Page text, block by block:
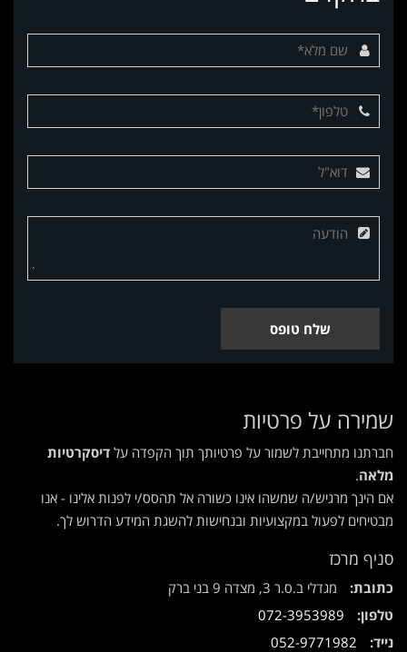
שלח טופס
שמירה על פרטיות
חברתנו מתחייבת לשמור על פרטיותך תוך הקפדה על דיסקרטיות
מלאה.
אם הינך מרגיש/ה שמשהו אינו כשורה אל תהסס/י לפנות אלינו - אנו
מבטיחים לפעול במקצועיות ובנחישות להשגת המידע הדרוש לך.
סניף מרכז
כתובת:
מגדלי ב.ס.ר 3, מצדה 9 בני ברק
טלפון:
072-3953989
נייד:
052-9771982